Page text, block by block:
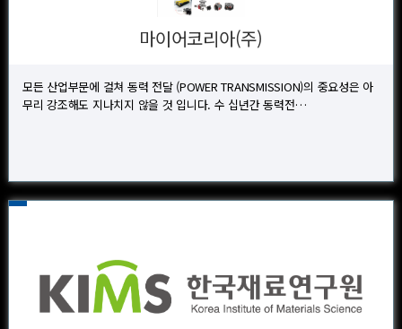
마이어코리아(주)
모든 산업부문에 걸쳐 동력 전달 (POWER TRANSMISSION)의 중요성은 아
무리 강조해도 지나치지 않을 것 입니다. 수 십년간 동력전…